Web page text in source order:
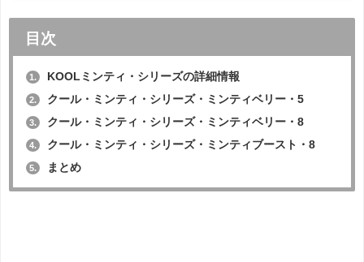
目次
1. KOOLミンティ・シリーズの詳細情報
2. クール・ミンティ・シリーズ・ミンティベリー・5
3. クール・ミンティ・シリーズ・ミンティベリー・8
4. クール・ミンティ・シリーズ・ミンティブースト・8
5. まとめ